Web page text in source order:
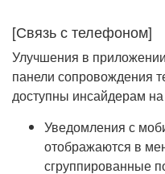
[Связь с телефоном]
Улучшения в приложении
панели сопровождения
доступны инсайдерам
Уведомления с
отображаются в
сгруппированные